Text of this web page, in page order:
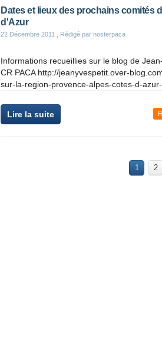
Dates et lieux des prochains comités
d'Azur
22 Décembre 2011 , Rédigé par nosterpaca
Informations recueillies sur le blog de
CR PACA http://jeanyvespetit.over-
sur-la-region-provence-alpes-cotes-d-azur-
Lire la suite
1 2